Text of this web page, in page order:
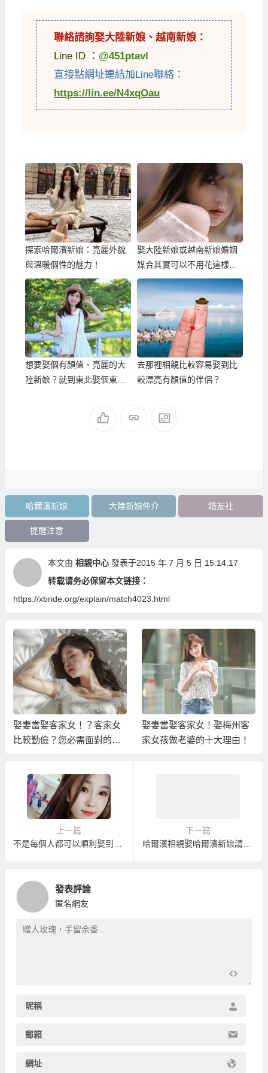
聯絡諮詢娶大陸新娘 、越南新娘 ：
Line ID ： @451ptavl
直接點網址連結加Line聯絡：
https://lin.ee/N4xqOau
探索哈爾濱新娘：亮麗外貌
與溫暖個性的魅力！
娶大陸新娘或越南新娘婚姻
媒合其實可以不用花這樣多
錢！
想要娶個有顏值、亮麗的大
陸新娘？就到東北娶個東北
去那裡相親比較容易娶到比
較漂亮有顏值的伴侶？
哈爾濱新娘 大陸新娘仲介 婚友社
提醒注意
本文由 相親中心 發表于2015 年 7 月 5 日 15:14:17
转载请务必保留本文链接：
https://xbride.org/explain/match4023.html
娶妻當娶客家女！？客家女
比較勤儉？您必需面對的真
娶妻當娶客家女！娶梅州客
家女孩做老婆的十大理由！
上一篇
下一篇
哈爾濱相親娶哈爾濱新娘請注意服務儀容
發表評論
匿名網友
昵稱
郵箱
網址